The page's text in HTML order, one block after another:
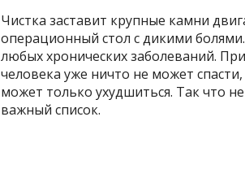
Чистка заставит крупные камни
операционный стол с дикими
любых хронических заболеваний.
человека уже ничто не может спасти,
может только ухудшиться. Так что
важный список.